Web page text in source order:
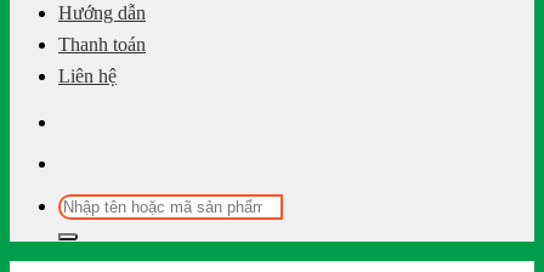
Hướng dẫn
Thanh toán
Liên hệ
Tìm
kiếm: